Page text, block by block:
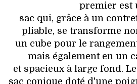
premier est
sac qui, grâce à un
pliable, se transforme
un cube pour le
mais également en un
et spacieux à large fond.
sac conique doté d'une